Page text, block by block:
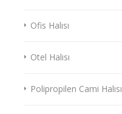
Ofis Halısı
Otel Halısı
Polipropilen Cami Halısı